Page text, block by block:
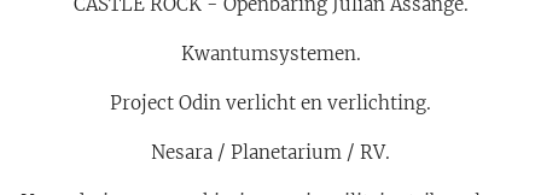
Kwantumsystemen.
Project Odin verlicht en verlichting.
Nesara / Planetarium / RV.